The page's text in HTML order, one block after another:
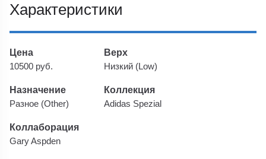
Характеристики
Цена
10500 руб.
Верх
Низкий (Low)
Назначение
Разное (Other)
Коллекция
Adidas Spezial
Коллаборация
Gary Aspden